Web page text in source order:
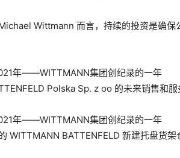
Wittmann 而言，持续的投资是确保
Polska Sp. z oo 的未来销售和服
WITTMANN BATTENFELD 新建托盘货架